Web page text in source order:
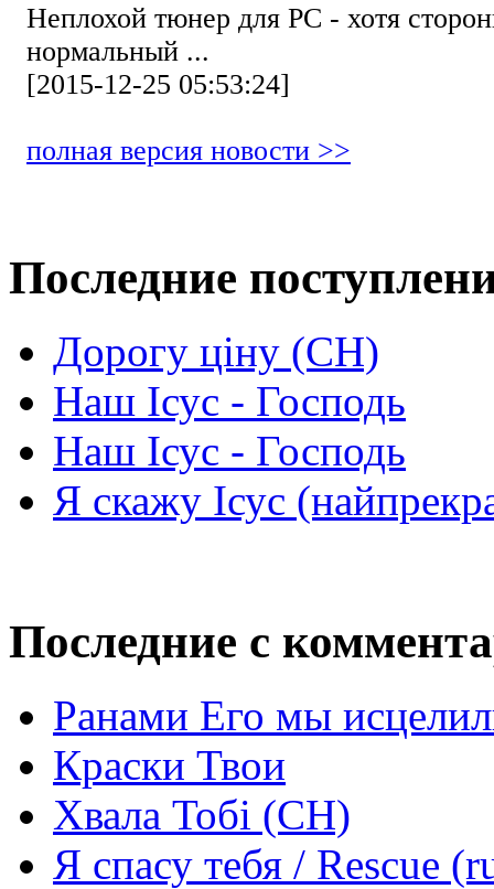
Неплохой тюнер для РС - хотя
нормальный ...
[2015-12-25 05:53:24]
полная версия новости >>
Последние
Дорогу ціну (СН)
Наш Ісус - Господь
Наш Ісус - Господь
Я скажу Ісус
Последние с
Ранами Его мы
Краски Твои
Хвала Тобі (СН)
Я спасу тебя / Rescue